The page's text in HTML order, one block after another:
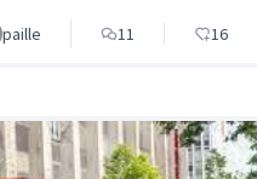
paille 11 16